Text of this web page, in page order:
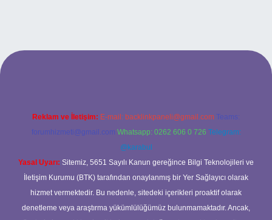
giriş
Reklam ve İletişim: E-mail: backlinkpaneli@gmail.com Teams:
forumhizmeti@gmail.com Whatsapp: 0262 606 0 726 Telegram:
@karabul
Yasal Uyarı: Sitemiz, 5651 Sayılı Kanun gereğince Bilgi Teknolojileri ve
İletişim Kurumu (BTK) tarafından onaylanmış bir Yer Sağlayıcı olarak
hizmet vermektedir. Bu nedenle, sitedeki içerikleri proaktif olarak
denetleme veya araştırma yükümlülüğümüz bulunmamaktadır. Ancak,